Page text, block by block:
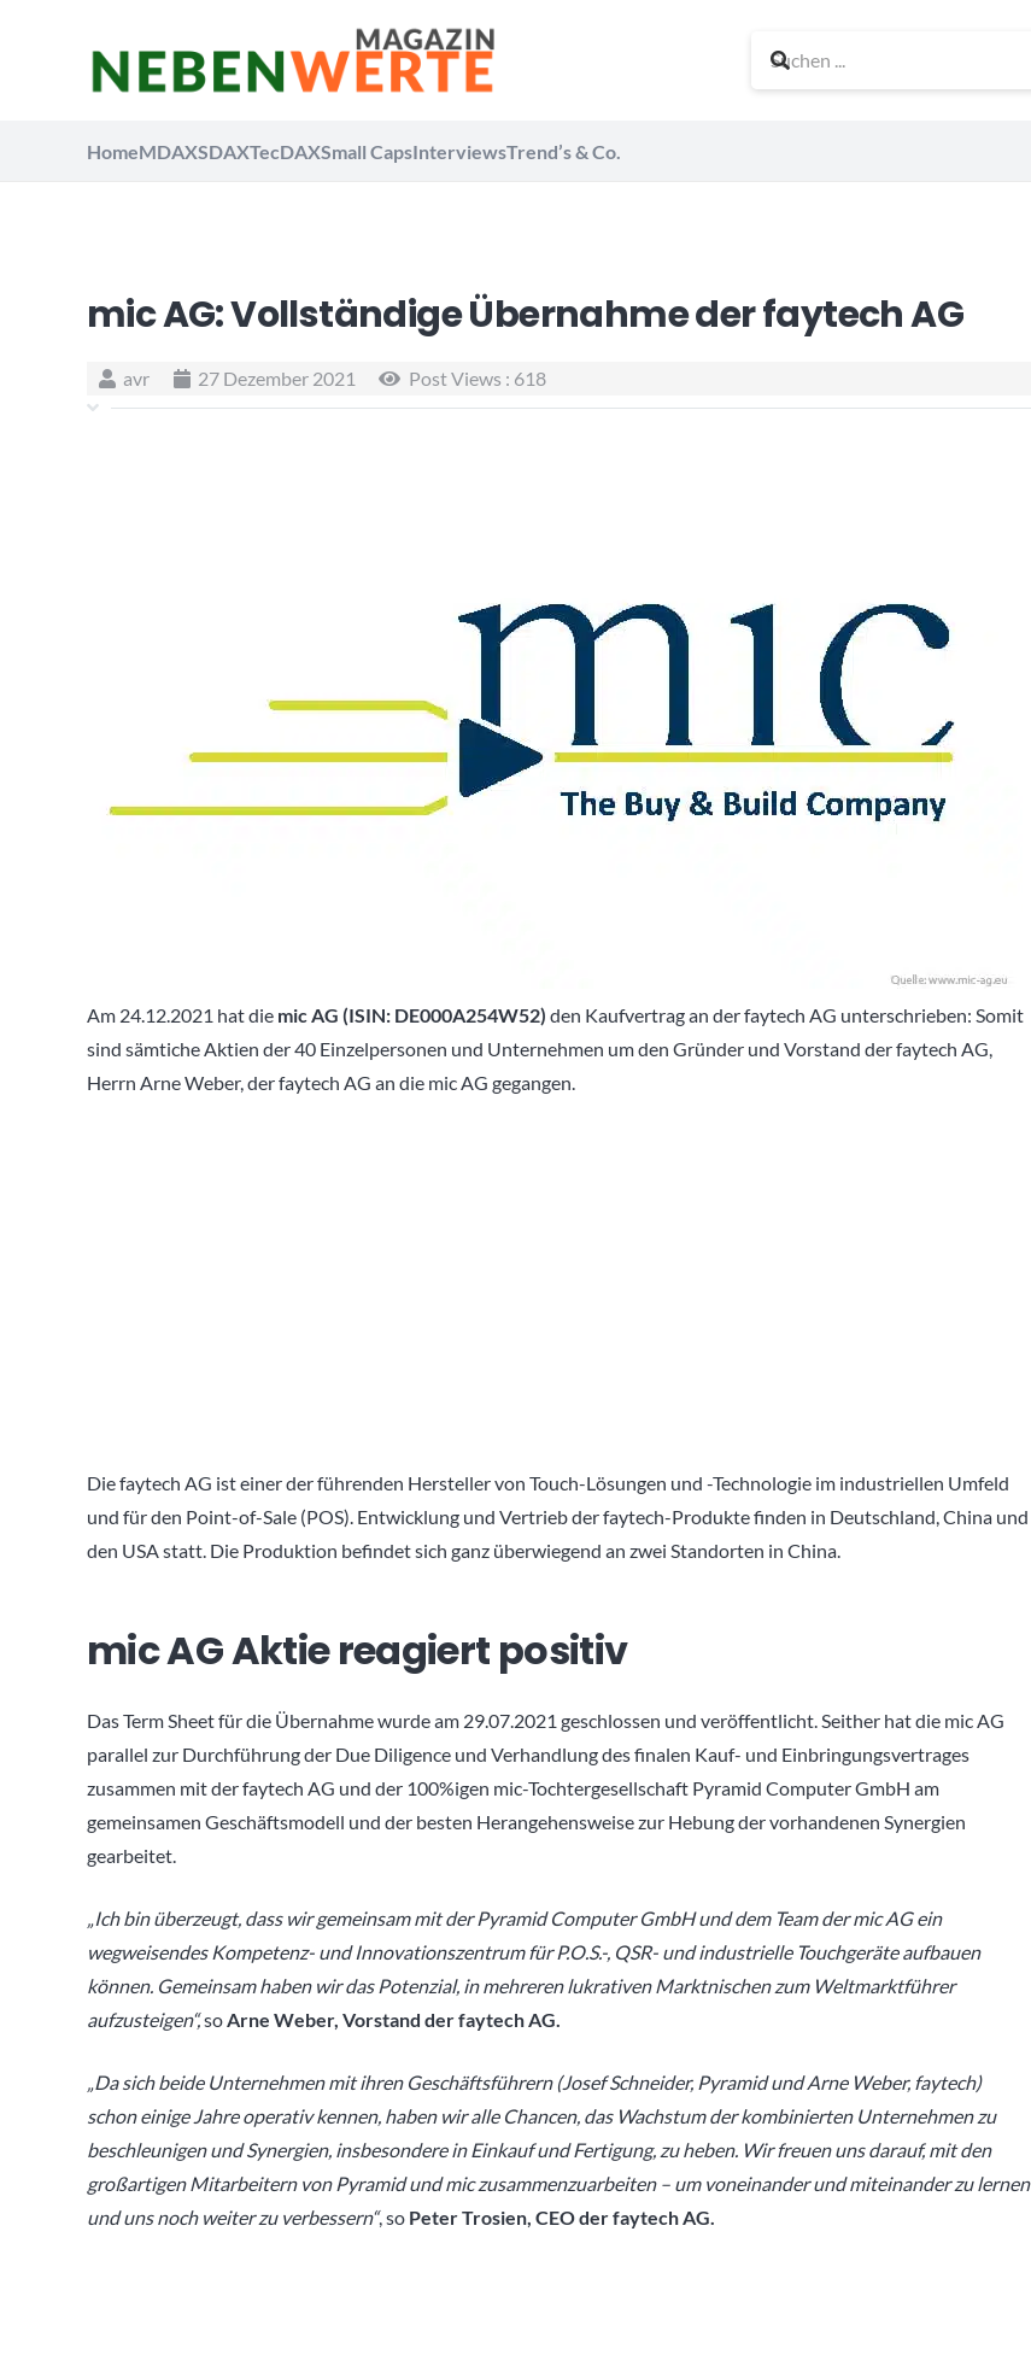
HomeMDAXSDAXTecDAXSmall CapsInterviewsTrend’s & Co.
mic AG: Vollständige Übernahme der faytech AG
avr 27 Dezember 2021 Post Views : 618
Am 24.12.2021 hat die mic AG (ISIN: DE000A254W52) den Kaufvertrag an der faytech AG unterschrieben: Somit
sind sämtiche Aktien der 40 Einzelpersonen und Unternehmen um den Gründer und Vorstand der faytech AG,
Herrn Arne Weber, der faytech AG an die mic AG gegangen.
Die faytech AG ist einer der führenden Hersteller von Touch-Lösungen und -Technologie im industriellen Umfeld
und für den Point-of-Sale (POS). Entwicklung und Vertrieb der faytech-Produkte finden in Deutschland, China und
den USA statt. Die Produktion befindet sich ganz überwiegend an zwei Standorten in China.
mic AG Aktie reagiert positiv
Das Term Sheet für die Übernahme wurde am 29.07.2021 geschlossen und veröffentlicht. Seither hat die mic AG
parallel zur Durchführung der Due Diligence und Verhandlung des finalen Kauf- und Einbringungsvertrages
zusammen mit der faytech AG und der 100%igen mic-Tochtergesellschaft Pyramid Computer GmbH am
gemeinsamen Geschäftsmodell und der besten Herangehensweise zur Hebung der vorhandenen Synergien
gearbeitet.
„Ich bin überzeugt, dass wir gemeinsam mit der Pyramid Computer GmbH und dem Team der mic AG ein
wegweisendes Kompetenz- und Innovationszentrum für P.O.S.-, QSR- und industrielle Touchgeräte aufbauen
können. Gemeinsam haben wir das Potenzial, in mehreren lukrativen Marktnischen zum Weltmarktführer
aufzusteigen“,soArne Weber, Vorstand der faytech AG.
„Da sich beide Unternehmen mit ihren Geschäftsführern (Josef Schneider, Pyramid und Arne Weber, faytech)
schon einige Jahre operativ kennen, haben wir alle Chancen, das Wachstum der kombinierten Unternehmen zu
beschleunigen und Synergien, insbesondere in Einkauf und Fertigung, zu heben. Wir freuen uns darauf, mit den
großartigen Mitarbeitern von Pyramid und mic zusammenzuarbeiten – um voneinander und miteinander zu lernen
und uns noch weiter zu verbessern“, so Peter Trosien, CEO der faytech AG.